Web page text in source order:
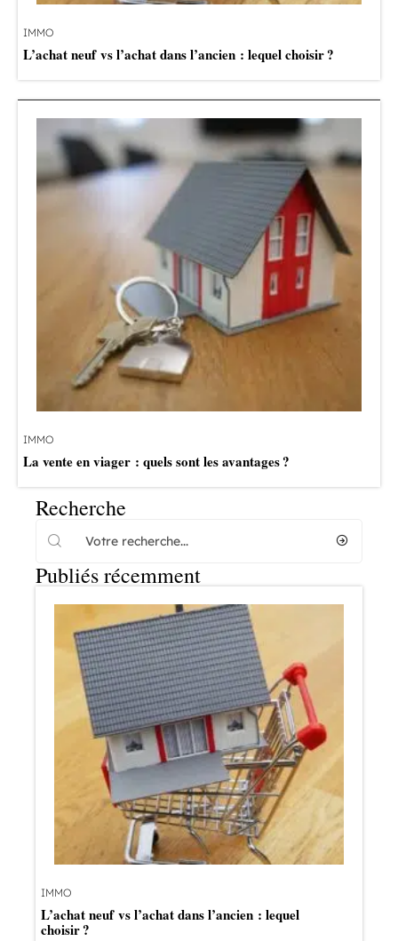
IMMO
L’achat neuf vs l’achat dans l’ancien : lequel choisir ?
IMMO
La vente en viager : quels sont les avantages ?
Recherche
Publiés récemment
IMMO
L’achat neuf vs l’achat dans l’ancien : lequel
choisir ?